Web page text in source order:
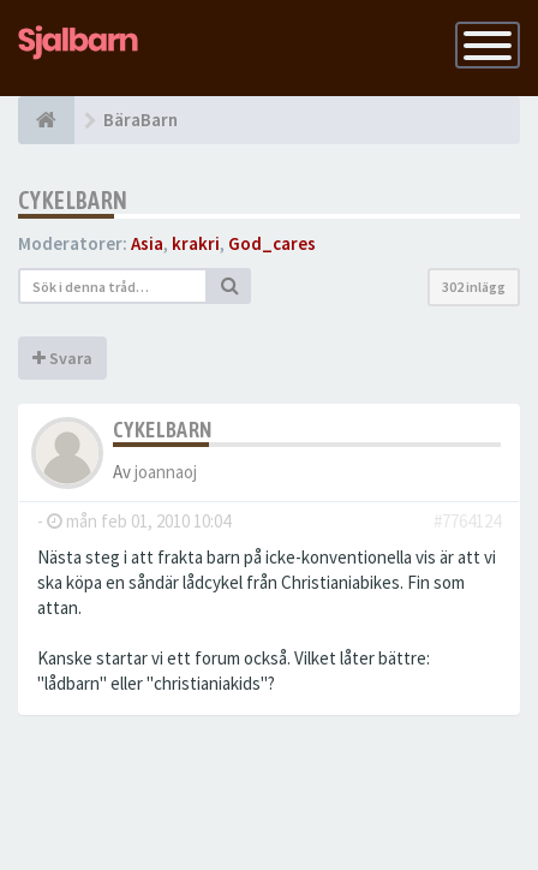
Slå
på
BäraBarn
CYKELBARN
Moderatorer: Asia, krakri, God_cares
302 inlägg
Svara
CYKELBARN
Avjoannaoj
- mån feb 01, 2010 10:04
#7764124
Nästa steg i att frakta barn på icke-konventionella vis är att vi
ska köpa en såndär lådcykel från Christianiabikes. Fin som
attan.
Kanske startar vi ett forum också. Vilket låter bättre:
"lådbarn" eller "christianiakids"?